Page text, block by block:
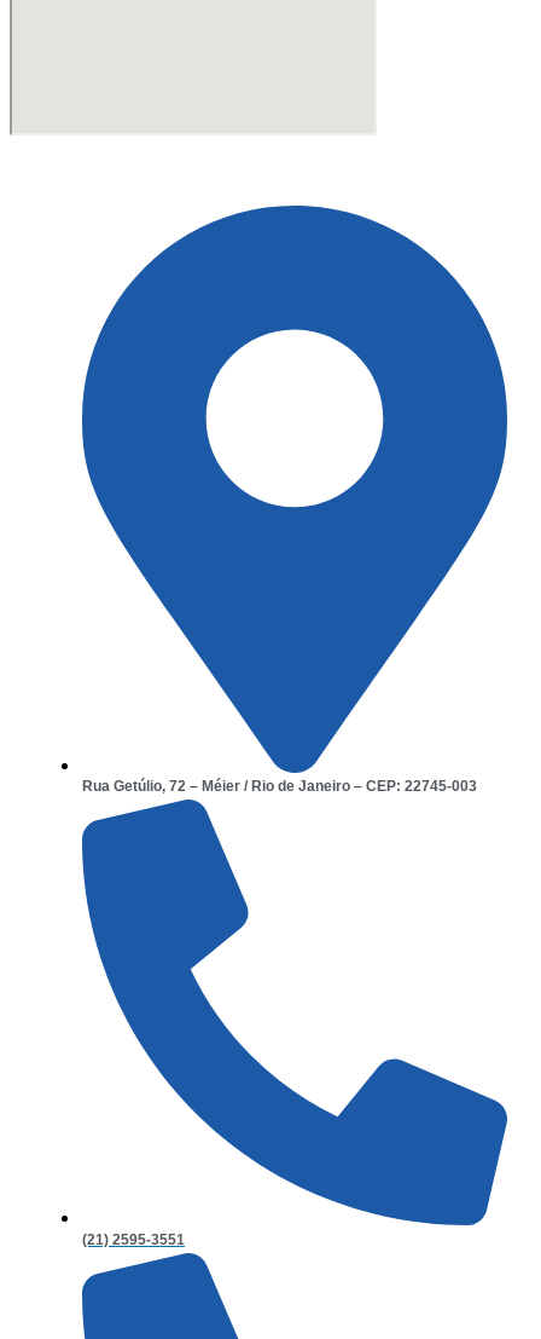
Rua Getúlio, 72 – Méier / Rio de Janeiro – CEP: 22745-003
(21) 2595-3551